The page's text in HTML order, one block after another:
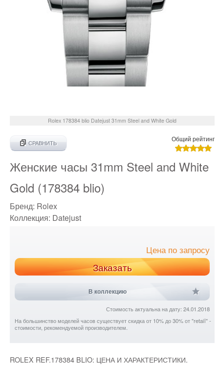
Rolex 178384 blio Datejust 31mm Steel and White Gold
СРАВНИТЬ
Общий рейтинг
Женские часы 31mm Steel and White
Gold (178384 blio)
Бренд: Rolex
Коллекция: Datejust
Цена по запросу
Заказать
В коллекцию
Стоимость актуальна на дату: 24.01.2018
На большинство моделей часов существует скидка от 10% до 30% от "retail" -
стоимости, рекомендуемой производителем.
ROLEX REF.178384 BLIO: ЦЕНА И ХАРАКТЕРИСТИКИ.